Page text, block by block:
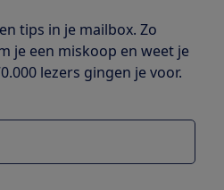
tips in je mailbox. Zo
je een miskoop en weet je
lezers gingen je voor.